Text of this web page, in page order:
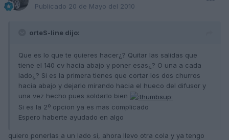
Publicado 20 de Mayo del 2010
orteS-line dijo:
Que es lo que te quieres hacer¿? Quitar las salidas que
tiene el 140 cv hacia abajo y poner esas¿? O una a cada
lado¿? Si es la primera tienes que cortar los dos churros
hacia abajo y dejarlo mirando hacia el hueco del difusor y
una vez hecho pues soldarlo bien
Si es la 2º opcion ya es mas complicado
Espero haberte ayudado en algo
quiero ponerlas a un lado si, ahora llevo otra cola y ya tengo